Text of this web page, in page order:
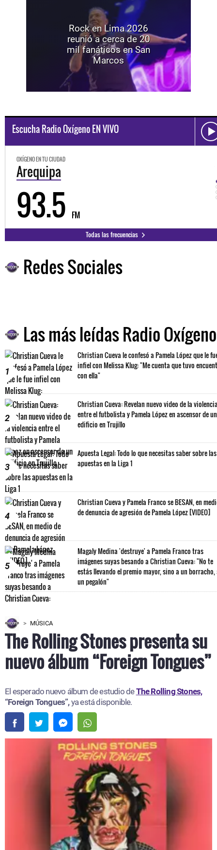
Rock en Lima 2026
reunió a cerca de 20
mil fanáticos en San
Marcos
Escucha Radio Oxígeno EN VIVO
OXÍGENO EN TU CIUDAD
Trujillo
98.3 FM
Todas las frecuencias
Redes Sociales
Las más leídas Radio Oxígeno
1
Christian Cueva le confesó a Pamela López que le
infiel con Melissa Klug: "Me cuenta que tuvo
con ella"
2
Christian Cueva: Revelan nuevo video de la
entre el futbolista y Pamela López en ascensor de un
edificio en Trujillo
3
Apuesta Legal: Todo lo que necesitas saber sobre las
apuestas en la Liga 1
4
Christian Cueva y Pamela Franco se BESAN, en
de denuncia de agresión de Pamela López [VIDEO]
5
Magaly Medina 'destruye' a Pamela Franco tras
imágenes suyas besando a Christian Cueva: "No te
estás llevando el premio mayor, sino a un borracho,
un pegalón"
MÚSICA
The Rolling Stones presenta su
nuevo álbum “Foreign Tongues”
El esperado nuevo álbum de estudio deThe Rolling Stones,
“Foreign Tongues”,ya está disponible.